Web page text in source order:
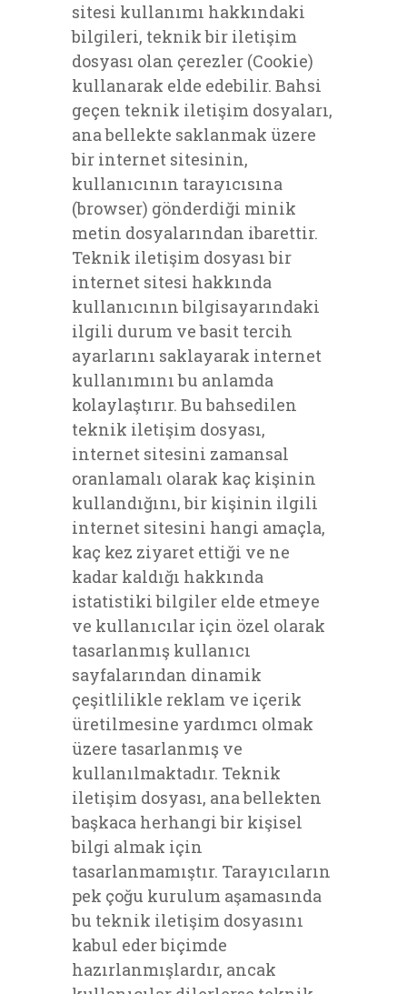
sitesi kullanımı hakkındaki
bilgileri, teknik bir iletişim
dosyası olan çerezler (Cookie)
kullanarak elde edebilir. Bahsi
geçen teknik iletişim dosyaları,
ana bellekte saklanmak üzere
bir internet sitesinin,
kullanıcının tarayıcısına
(browser) gönderdiği minik
metin dosyalarından ibarettir.
Teknik iletişim dosyası bir
internet sitesi hakkında
kullanıcının bilgisayarındaki
ilgili durum ve basit tercih
ayarlarını saklayarak internet
kullanımını bu anlamda
kolaylaştırır. Bu bahsedilen
teknik iletişim dosyası,
internet sitesini zamansal
oranlamalı olarak kaç kişinin
kullandığını, bir kişinin ilgili
internet sitesini hangi amaçla,
kaç kez ziyaret ettiği ve ne
kadar kaldığı hakkında
istatistiki bilgiler elde etmeye
ve kullanıcılar için özel olarak
tasarlanmış kullanıcı
sayfalarından dinamik
çeşitlilikle reklam ve içerik
üretilmesine yardımcı olmak
üzere tasarlanmış ve
kullanılmaktadır. Teknik
iletişim dosyası, ana bellekten
başkaca herhangi bir kişisel
bilgi almak için
tasarlanmamıştır. Tarayıcıların
pek çoğu kurulum aşamasında
bu teknik iletişim dosyasını
kabul eder biçimde
hazırlanmışlardır, ancak